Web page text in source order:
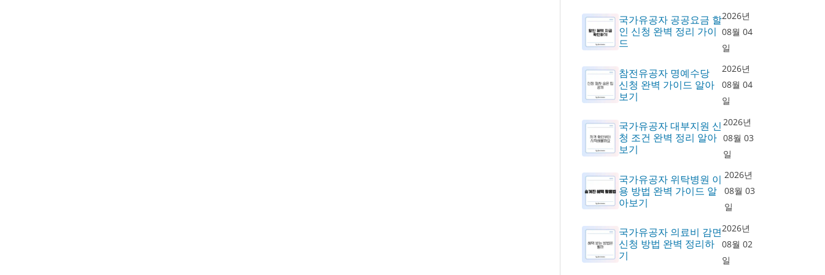
국가유공자 공공요금 할
인 신청 완벽 정리 가이
드
2026년
08월 04
일
참전유공자 명예수당
신청 완벽 가이드 알아
보기
2026년
08월 04
일
국가유공자 대부지원 신
청 조건 완벽 정리 알아
보기
2026년
08월 03
일
국가유공자 위탁병원 이
용 방법 완벽 가이드 알
아보기
2026년
08월 03
일
국가유공자 의료비 감면
신청 방법 완벽 정리하
기
2026년
08월 02
일